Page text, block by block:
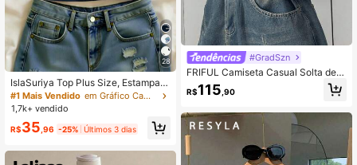
28
IslaSuriya Top Plus Size, Estampa d
e Flores, Casual para Mulheres, Ca
miseta Gráfica, Verão, Top de Praia
Feminina de Verão, Presente para Ir
mã, Top Y2k
#1 Mais Vendido
em Gráfico Camisetas básicas casuais
1,7k+ vendido
R$35 ,96 -25% Últimos 3 dias
#GradSzn
FRIFUL Camiseta Casual Solta de
Manga Longa com Ombros Caídos,
Gola Texturizada de Contraste Pret
R$115 ,90